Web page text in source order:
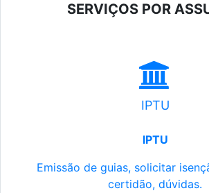
SERVIÇOS POR
IPTU
IPTU
Emissão de guias, solicitar
certidão, dúvidas.